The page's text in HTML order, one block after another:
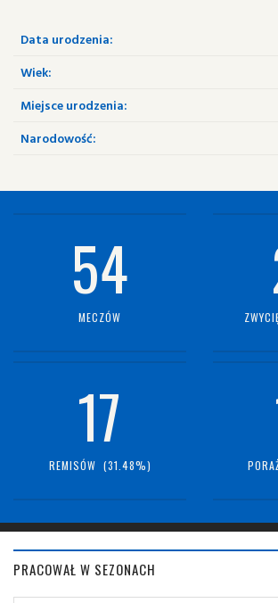
Data urodzenia:
Wiek:
Miejsce urodzenia:
Narodowość:
54
MECZÓW
17
REMISÓW (31.48%)
PRACOWAŁ W SEZONACH